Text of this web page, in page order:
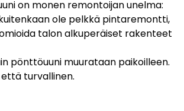
KIUKAAT
ESITTEET
on monen remontoijan unelma:
ole pelkkä pintaremontti,
talon alkuperäiset rakenteet
pönttöuuni muurataan paikoilleen.
turvallinen.